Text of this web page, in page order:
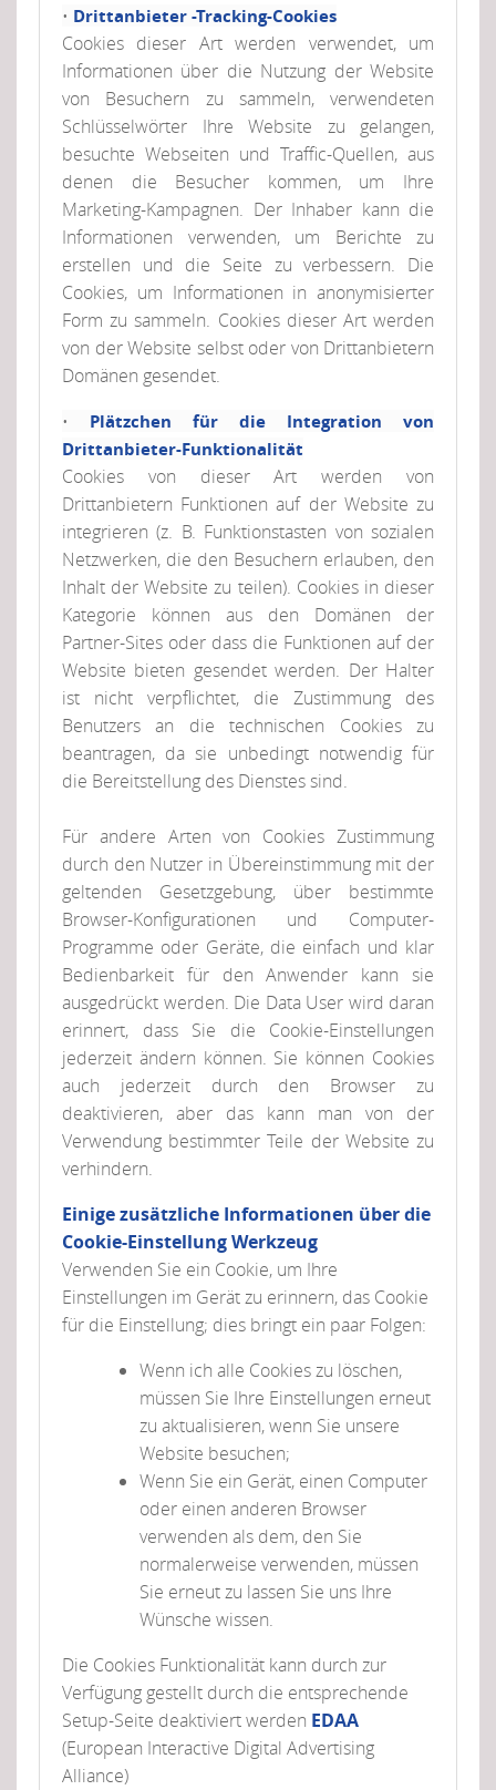
• Drittanbieter -Tracking-Cookies
Cookies dieser Art werden verwendet, um
Informationen über die Nutzung der Website
von Besuchern zu sammeln, verwendeten
Schlüsselwörter Ihre Website zu gelangen,
besuchte Webseiten und Traffic-Quellen, aus
denen die Besucher kommen, um Ihre
Marketing-Kampagnen. Der Inhaber kann die
Informationen verwenden, um Berichte zu
erstellen und die Seite zu verbessern. Die
Cookies, um Informationen in anonymisierter
Form zu sammeln. Cookies dieser Art werden
von der Website selbst oder von Drittanbietern
Domänen gesendet.
• Plätzchen für die Integration von
Drittanbieter-Funktionalität
Cookies von dieser Art werden von
Drittanbietern Funktionen auf der Website zu
integrieren (z. B. Funktionstasten von sozialen
Netzwerken, die den Besuchern erlauben, den
Inhalt der Website zu teilen). Cookies in dieser
Kategorie können aus den Domänen der
Partner-Sites oder dass die Funktionen auf der
Website bieten gesendet werden. Der Halter
ist nicht verpflichtet, die Zustimmung des
Benutzers an die technischen Cookies zu
beantragen, da sie unbedingt notwendig für
die Bereitstellung des Dienstes sind.
Für andere Arten von Cookies Zustimmung
durch den Nutzer in Übereinstimmung mit der
geltenden Gesetzgebung, über bestimmte
Browser-Konfigurationen und Computer-
Programme oder Geräte, die einfach und klar
Bedienbarkeit für den Anwender kann sie
ausgedrückt werden. Die Data User wird daran
erinnert, dass Sie die Cookie-Einstellungen
jederzeit ändern können. Sie können Cookies
auch jederzeit durch den Browser zu
deaktivieren, aber das kann man von der
Verwendung bestimmter Teile der Website zu
verhindern.
Einige zusätzliche Informationen über die
Cookie-Einstellung Werkzeug
Verwenden Sie ein Cookie, um Ihre
Einstellungen im Gerät zu erinnern, das Cookie
für die Einstellung; dies bringt ein paar Folgen:
Wenn ich alle Cookies zu löschen,
müssen Sie Ihre Einstellungen erneut
zu aktualisieren, wenn Sie unsere
Website besuchen;
Wenn Sie ein Gerät, einen Computer
oder einen anderen Browser
verwenden als dem, den Sie
normalerweise verwenden, müssen
Sie erneut zu lassen Sie uns Ihre
Wünsche wissen.
Die Cookies Funktionalität kann durch zur
Verfügung gestellt durch die entsprechende
Setup-Seite deaktiviert werden EDAA
(European Interactive Digital Advertising
Alliance)